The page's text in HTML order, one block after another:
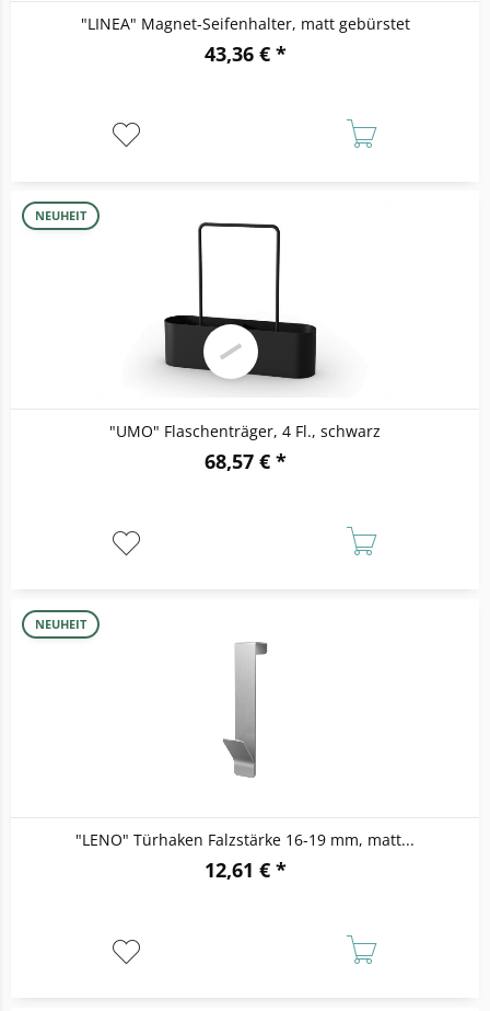
"LINEA" Magnet-Seifenhalter, matt gebürstet
43,36 € *
NEUHEIT
"UMO" Flaschenträger, 4 Fl., schwarz
68,57 € *
NEUHEIT
"LENO" Türhaken Falzstärke 16-19 mm, matt...
12,61 € *